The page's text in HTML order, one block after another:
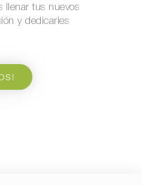
llenar tus nuevos
y dedicarles